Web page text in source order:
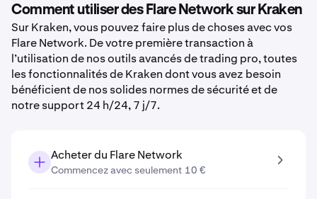
Comment utiliser des Flare Network sur Kraken
Sur Kraken, vous pouvez faire plus de choses avec vos
Flare Network. De votre première transaction à
l’utilisation de nos outils avancés de trading pro, toutes
les fonctionnalités de Kraken dont vous avez besoin
bénéficient de nos solides normes de sécurité et de
notre support 24 h/24, 7 j/7.
Acheter du Flare Network
Commencez avec seulement 10 €